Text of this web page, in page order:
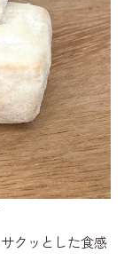
クッとした食感